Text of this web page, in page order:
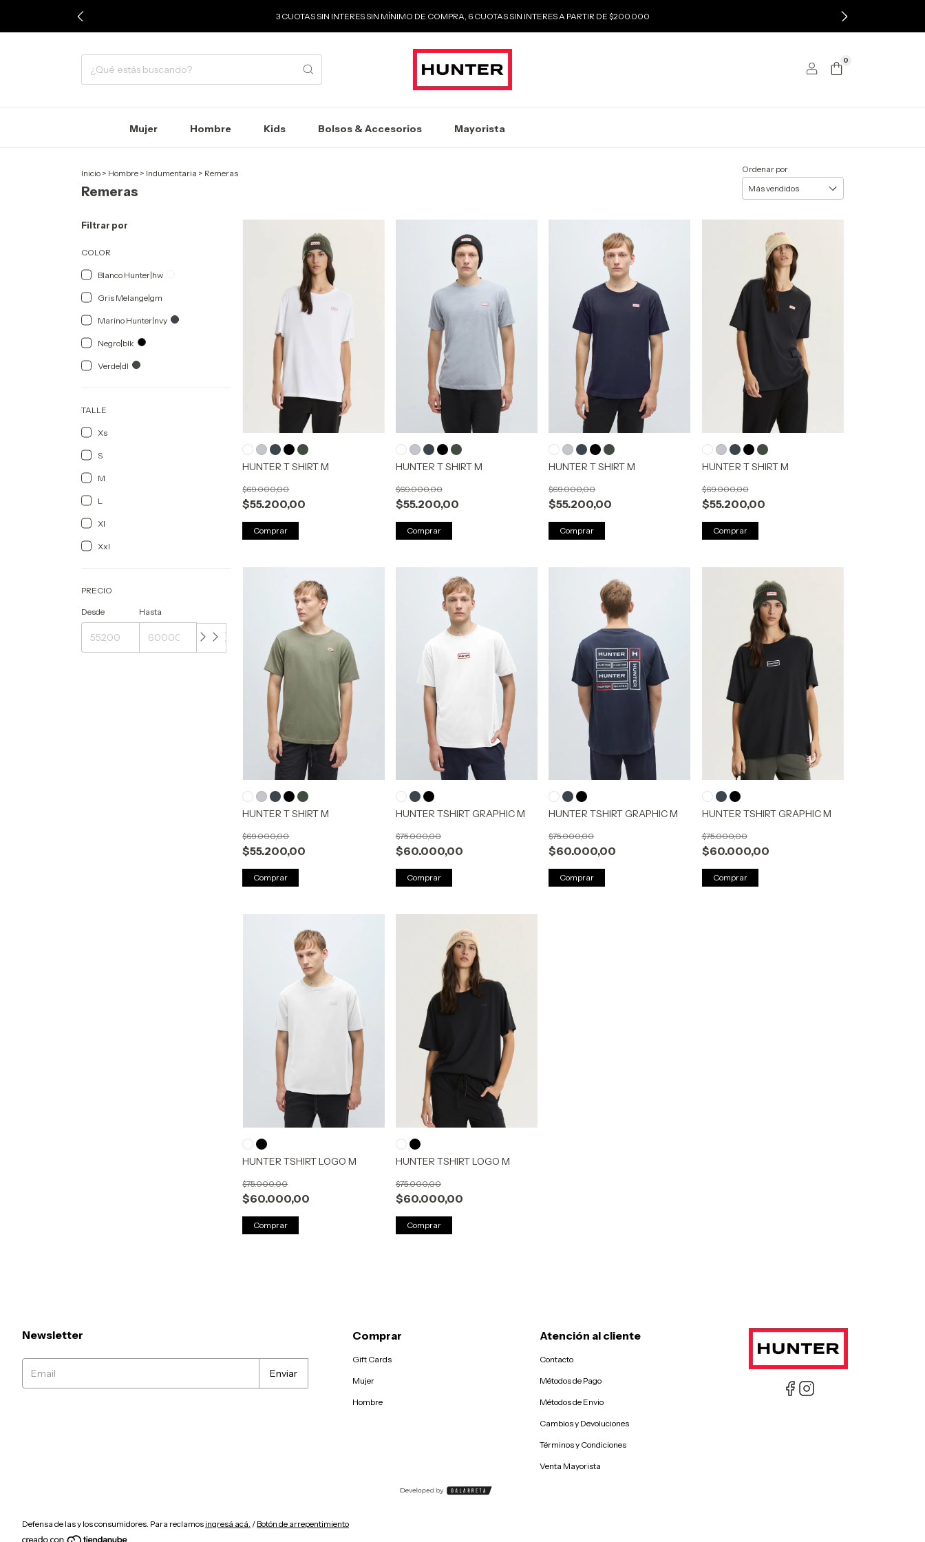
3 CUOTAS SIN INTERES SIN MÍNIMO DE COMPRA, 6 CUOTAS SIN INTERES A PARTIR DE $200.000
0
Mujer Hombre Kids Bolsos & Accesorios Mayorista
Inicio > Hombre > Indumentaria > Remeras
Remeras
Ordenar por
Filtrar por
COLOR
Blanco Hunter|hw
Gris Melange|gm
Marino Hunter|nvy
Negro|blk
Verde|dl
TALLE
Xs
S
M
L
Xl
Xxl
PRECIO
Desde Hasta
HUNTER T SHIRT M
$55.200,00
$69.000,00
Comprar
HUNTER T SHIRT M
$55.200,00
$69.000,00
Comprar
HUNTER T SHIRT M
$55.200,00
$69.000,00
Comprar
HUNTER T SHIRT M
$55.200,00
$69.000,00
Comprar
HUNTER T SHIRT M
$55.200,00
$69.000,00
Comprar
HUNTER TSHIRT GRAPHIC M
$60.000,00
$75.000,00
Comprar
HUNTER TSHIRT GRAPHIC M
$60.000,00
$75.000,00
Comprar
HUNTER TSHIRT GRAPHIC M
$60.000,00
$75.000,00
Comprar
HUNTER TSHIRT LOGO M
$60.000,00
$75.000,00
Comprar
HUNTER TSHIRT LOGO M
$60.000,00
$75.000,00
Comprar
Newsletter Comprar
Gift Cards
Mujer
Hombre
Atención al cliente
Contacto
Métodos de Pago
Métodos de Envio
Cambios y Devoluciones
Términos y Condiciones
Venta Mayorista
Defensa de las y los consumidores. Para reclamos ingresá acá. / Botón de arrepentimiento